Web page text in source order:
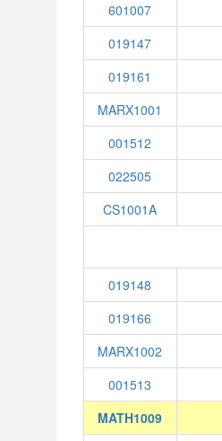
601007
019147
019161
MARX1001
001512
022505
CS1001A
019148
019166
MARX1002
001513
MATH1009